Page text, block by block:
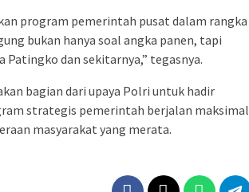
program pemerintah pusat dalam rangka
bukan hanya soal angka panen, tapi
dan sekitarnya,” tegasnya.
bagian dari upaya Polri untuk hadir
strategis pemerintah berjalan maksimal
masyarakat yang merata.